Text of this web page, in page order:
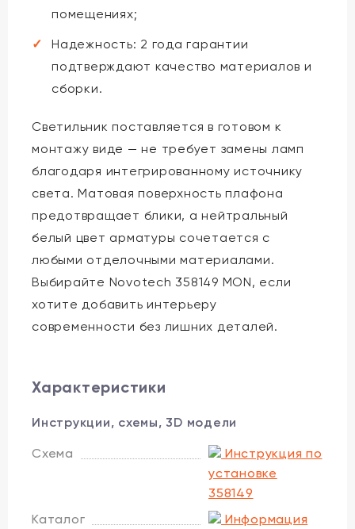
помещениях;
Надежность: 2 года гарантии
подтверждают качество материалов и
сборки.
Светильник поставляется в готовом к
монтажу виде — не требует замены ламп
благодаря интегрированному источнику
света. Матовая поверхность плафона
предотвращает блики, а нейтральный
белый цвет арматуры сочетается с
любыми отделочными материалами.
Выбирайте Novotech 358149 MON, если
хотите добавить интерьеру
современности без лишних деталей.
Характеристики
Инструкции, схемы, 3D модели
Схема
Инструкция по
установке
358149
Каталог
Информация